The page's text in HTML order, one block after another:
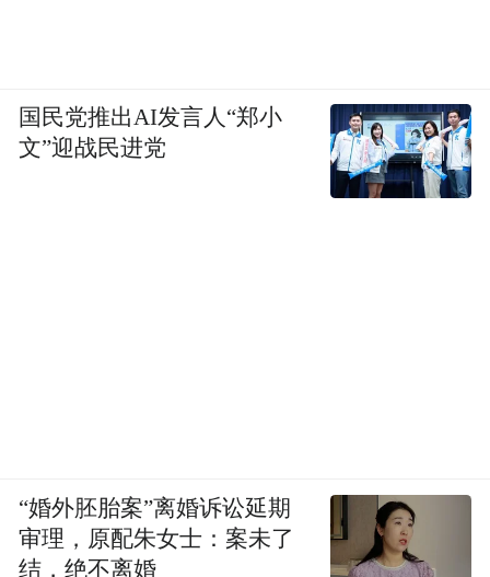
国民党推出AI发言人“郑小
文”迎战民进党
“婚外胚胎案”离婚诉讼延期
审理，原配朱女士：案未了
结，绝不离婚